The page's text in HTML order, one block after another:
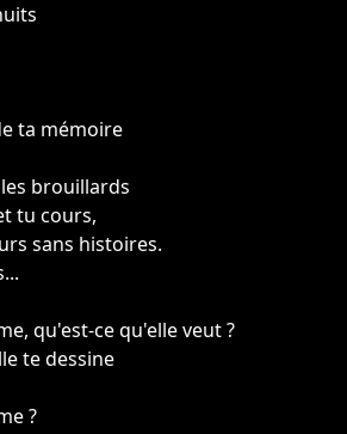
ta mémoire
brouillards
tu cours,
sans histoires.
qu'est-ce qu'elle veut ?
te dessine
?